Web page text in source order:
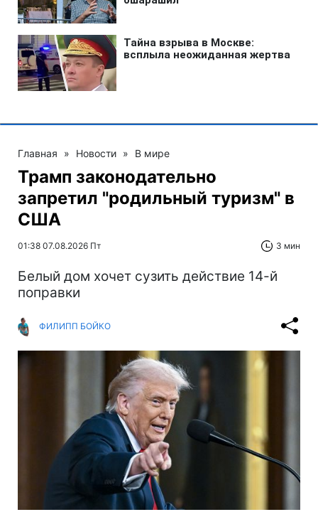
Главная » Новости » В мире
Трамп законодательно
запретил "родильный туризм" в
США
01:38 07.08.2026 Пт 3 мин
Белый дом хочет сузить действие 14-й
поправки
ФИЛИПП БОЙКО